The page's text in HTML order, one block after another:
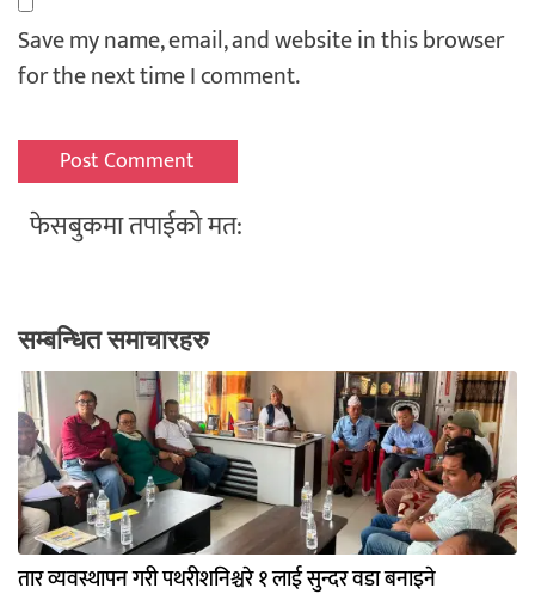
Save my name, email, and website in this browser
for the next time I comment.
फेसबुकमा तपाईको मत:
सम्बन्धित समाचारहरु
तार व्यवस्थापन गरी पथरीशनिश्चरे १ लाई सुन्दर वडा बनाइने